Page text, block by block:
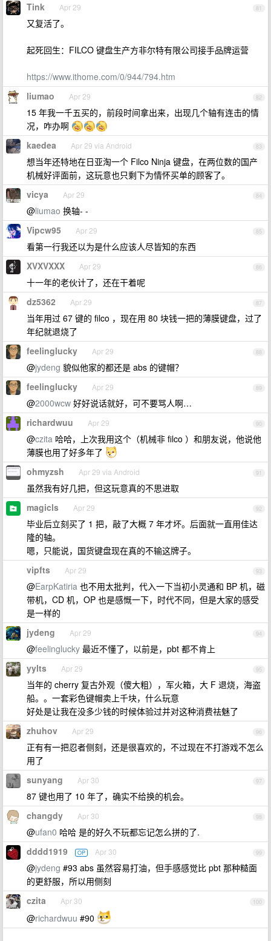
81
Tink Apr 29
又复活了。
起死回生：FILCO 键盘生产方非尔特有限公司接手品牌运营
https://www.ithome.com/0/944/794.htm
82
liumao Apr 29
15 年我一千五买的，前段时间拿出来，出现几个轴有连击的情
况，咋办啊
83
kaedea Apr 29 via Android
想当年还特地在日亚淘一个 Filco Ninja 键盘，在两位数的国产
机械好评面前，这玩意也只剩下为情怀买单的顾客了。
84
vicya Apr 29
@liumao 换轴- -
85
Vipcw95 Apr 29
看第一行我还以为是什么应该人尽皆知的东西
86
XVXVXXX Apr 29
十一年的老伙计了，还在干着呢
87
dz5362 Apr 29
当年用过 67 键的 filco ，现在用 80 块钱一把的薄膜键盘，过了
年纪就退烧了
88
feelinglucky Apr 29
@jydeng 貌似他家的都还是 abs 的键帽？
89
feelinglucky Apr 29
@2000wcw 好好说话就好，可不要骂人啊…
90
richardwuu Apr 29
@czita 哈哈，上次我用这个（机械非 filco ）和朋友说，他说他
薄膜也用了好多年了
91
ohmyzsh Apr 29 via Android
虽然我有好几把，但这玩意真的不思进取
92
magicls Apr 29
毕业后立刻买了 1 把，敲了大概 7 年才坏。后面就一直用佳达
隆的轴。
嗯，只能说，国货键盘现在真的不输这牌子。
93
vipfts Apr 29
@EarpKatiria 也不用太批判，代入一下当初小灵通和 BP 机，磁
带机，CD 机，OP 也是感慨一下，时代不同，但是大家的感受
是一样的
94
jydeng Apr 29
@feelinglucky 最近不懂了，以前是，pbt 都不肯上
95
yylts Apr 29
当年的 cherry 复古外观（傻大粗），军火箱，大 F 退烧，海盗
船。。一套彩色键帽卖上千块，什么玩意
好处是让我在没多少钱的时候体验过并对这种消费祛魅了
96
zhuhov Apr 29
正有有一把忍者侧刻，还是很喜欢的，不过现在不打游戏不怎么
用了
97
sunyang Apr 30
87 键也用了 10 年了，确实不给换的机会。
98
changdy Apr 30
@ufan0 哈哈 是的好久不玩都忘记怎么拼的了.
99
dddd1919 OP Apr 30
@jydeng #93 abs 虽然容易打油，但手感感觉比 pbt 那种糙面
的更舒服，所以用侧刻
100
czita Apr 30
@richardwuu #90